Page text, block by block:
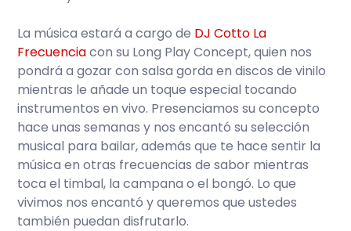
La música estará a cargo de DJ Cotto La
Frecuenciacon su Long Play Concept, quien nos
pondrá a gozar con salsa gorda en discos de vinilo
mientras le añade un toque especial tocando
instrumentos en vivo. Presenciamos su concepto
hace unas semanas y nos encantó su selección
musical para bailar, además que te hace sentir la
música en otras frecuencias de sabor mientras
toca el timbal, la campana o el bongó. Lo que
vivimos nos encantó y queremos que ustedes
también puedan disfrutarlo.